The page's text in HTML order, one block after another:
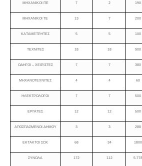
ΜΗΧΑΝΙΚΟΙ ΠΕ 7 2 190
ΜΗΧΑΝΙΚΟΙ ΤΕ 13 7 200
ΚΑΤΑΜΕΤΡΗΤΕΣ 5 5 100
ΤΕΧΝΙΤΕΣ 18 18 900
ΟΔΗΓΟΙ – ΧΕΙΡΙΣΤΕΣ 7 7 380
ΜΗΧΑΝΟΤΕΧΝΙΤΕΣ 4 4 60
ΗΛΕΚΤΡΟΛΟΓΟΙ 7 7 500
ΕΡΓΑΤΕΣ 12 12 500
ΑΠΟΣΠΑΣΜΕΝΟΙ ΔΗΜΟΥ 3 3 288
ΕΚΤΑΚΤΟΙ ΣΟΧ 68 34 1800
ΣΥΝΟΛΑ 172 112